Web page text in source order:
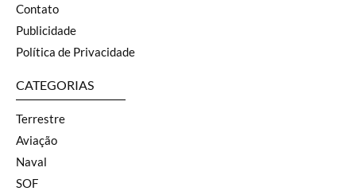
Contato
Publicidade
Política de Privacidade
CATEGORIAS
Terrestre
Aviação
Naval
SOF